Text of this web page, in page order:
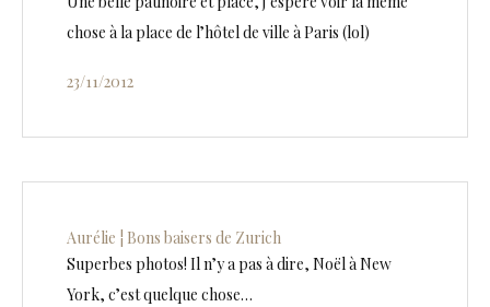
chose à la place de l’hôtel de ville à Paris (lol)
23/11/2012
Aurélie ¦ Bons baisers de Zurich
Superbes photos! Il n’y a pas à dire, Noël à New
York, c’est quelque chose…